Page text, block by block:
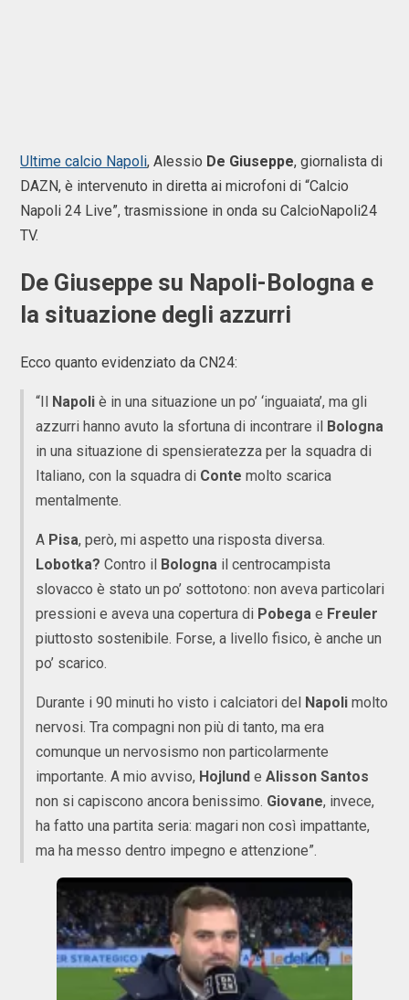
Ultime calcio Napoli, Alessio De Giuseppe, giornalista di
DAZN, è intervenuto in diretta ai microfoni di “Calcio
Napoli 24 Live”, trasmissione in onda su CalcioNapoli24
TV.
De Giuseppe su Napoli-Bologna e
la situazione degli azzurri
Ecco quanto evidenziato da CN24:
“Il Napoli è in una situazione un po’ ‘inguaiata’, ma gli
azzurri hanno avuto la sfortuna di incontrare il Bologna
in una situazione di spensieratezza per la squadra di
Italiano, con la squadra di Conte molto scarica
mentalmente.
A Pisa, però, mi aspetto una risposta diversa.
Lobotka? Contro il Bologna il centrocampista
slovacco è stato un po’ sottotono: non aveva particolari
pressioni e aveva una copertura di Pobega e Freuler
piuttosto sostenibile. Forse, a livello fisico, è anche un
po’ scarico.
Durante i 90 minuti ho visto i calciatori del Napoli molto
nervosi. Tra compagni non più di tanto, ma era
comunque un nervosismo non particolarmente
importante. A mio avviso, Hojlund e Alisson Santos
non si capiscono ancora benissimo. Giovane, invece,
ha fatto una partita seria: magari non così impattante,
ma ha messo dentro impegno e attenzione”.